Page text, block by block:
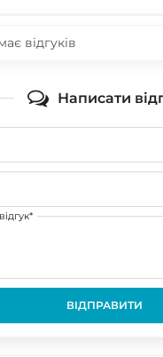
відгуків
Написати
ВІДПРАВИТИ